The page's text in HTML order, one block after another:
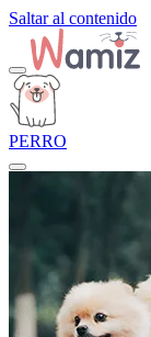
Saltar al contenido
PERRO